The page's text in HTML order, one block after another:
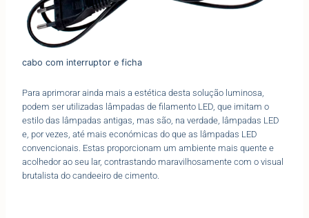
cabo com interruptor e ficha
Para aprimorar ainda mais a estética desta solução luminosa,
podem ser utilizadas lâmpadas de filamento LED, que imitam o
estilo das lâmpadas antigas, mas são, na verdade, lâmpadas LED
e, por vezes, até mais económicas do que as lâmpadas LED
convencionais. Estas proporcionam um ambiente mais quente e
acolhedor ao seu lar, contrastando maravilhosamente com o visual
brutalista do candeeiro de cimento.